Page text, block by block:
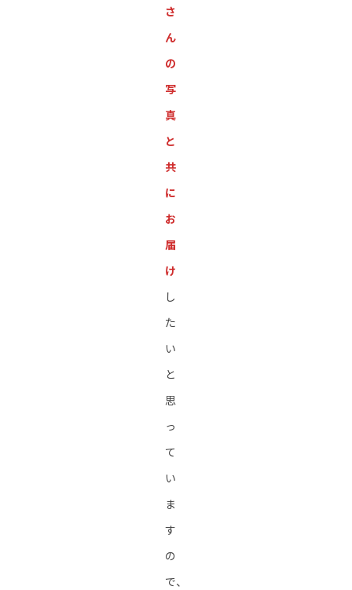
さ
ん
の
写
真
と
共
に
お
届
け
し
た
い
と
思
っ
て
い
ま
す
の
で、